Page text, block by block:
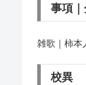
事項
雑歌｜柿本
校異